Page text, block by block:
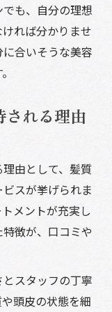
も、自分の理想
れば分かりませ
合いそうな美容
れる理由
由として、髪質
スが挙げられま
メントが充実し
徴が、口コミや
スタッフの丁寧
頭皮の状態を細